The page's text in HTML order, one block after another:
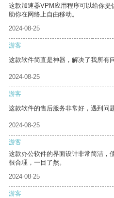
这款加速器VPM应用程序可以给你
助你在网络上自由移动。
2024-08-25
游客
这款软件简直是神器，解决了我所有问
2024-08-25
游客
这款软件的售后服务非常好，遇到问
2024-08-25
游客
这款办公软件的界面设计非常简洁，
很合理，一目了然。
2024-08-25
游客